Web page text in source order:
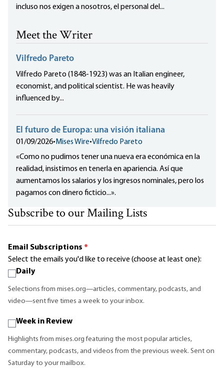
incluso nos exigen a nosotros, el personal del...
Meet the Writer
Vilfredo Pareto
Vilfredo Pareto (1848-1923) was an Italian engineer,
economist, and political scientist. He was heavily
influenced by...
El futuro de Europa: una visión italiana
01/09/2026• Mises Wire•Vilfredo Pareto
«Como no pudimos tener una nueva era económica en la
realidad, insistimos en tenerla en apariencia. Así que
aumentamos los salarios y los ingresos nominales, pero los
pagamos con dinero ficticio...».
Subscribe to our Mailing Lists
Email Subscriptions *
Select the emails you'd like to receive (choose at least one):
Daily
Selections from mises.org—articles, commentary, podcasts, and
video—sent five times a week to your inbox.
Week in Review
Highlights from mises.org featuring the most popular articles,
commentary, podcasts, and videos from the previous week. Sent on
Saturday to your mailbox.